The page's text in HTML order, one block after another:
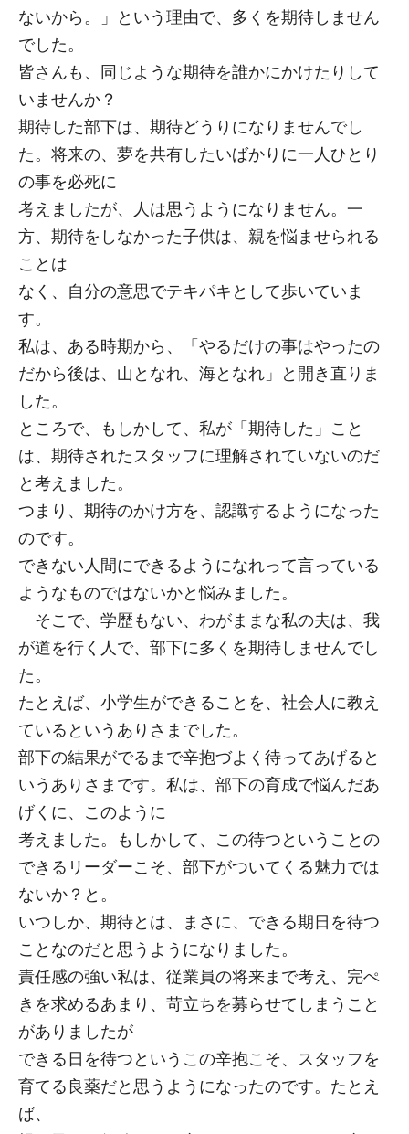
ないから。」という理由で、多くを期待しません
でした。
皆さんも、同じような期待を誰かにかけたりして
いませんか？
期待した部下は、期待どうりになりませんでし
た。将来の、夢を共有したいばかりに一人ひとり
の事を必死に
考えましたが、人は思うようになりません。一
方、期待をしなかった子供は、親を悩ませられる
ことは
なく、自分の意思でテキパキとして歩いていま
す。
私は、ある時期から、「やるだけの事はやったの
だから後は、山となれ、海となれ」と開き直りま
した。
ところで、もしかして、私が「期待した」こと
は、期待されたスタッフに理解されていないのだ
と考えました。
つまり、期待のかけ方を、認識するようになった
のです。
できない人間にできるようになれって言っている
ようなものではないかと悩みました。
そこで、学歴もない、わがままな私の夫は、我
が道を行く人で、部下に多くを期待しませんでし
た。
たとえば、小学生ができることを、社会人に教え
ているというありさまでした。
部下の結果がでるまで辛抱づよく待ってあげると
いうありさまです。私は、部下の育成で悩んだあ
げくに、このように
考えました。もしかして、この待つということの
できるリーダーこそ、部下がついてくる魅力では
ないか？と。
いつしか、期待とは、まさに、できる期日を待つ
ことなのだと思うようになりました。
責任感の強い私は、従業員の将来まで考え、完ぺ
きを求めるあまり、苛立ちを募らせてしまうこと
がありましたが
できる日を待つというこの辛抱こそ、スタッフを
育てる良薬だと思うようになったのです。たとえ
ば、